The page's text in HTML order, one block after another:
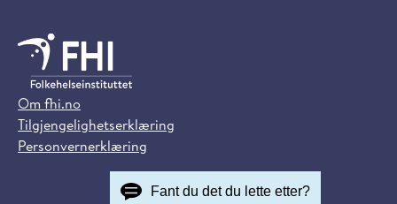
Om fhi.no
Tilgjengelighetserklæring
Personvernerklæring
Fant du det du lette etter?